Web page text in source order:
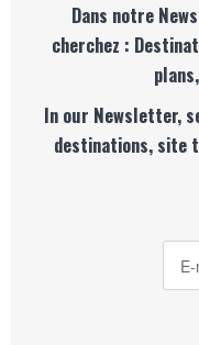
Dans notre
cherchez :
In our Newsletter,
destinations, site